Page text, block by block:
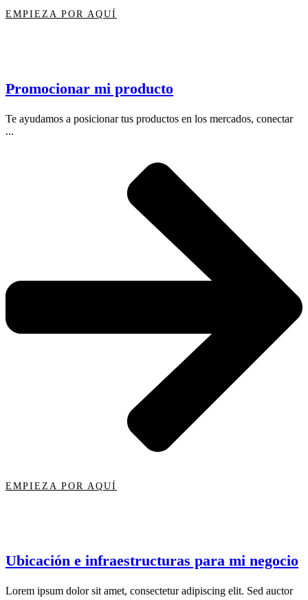
EMPIEZA POR AQUÍ
Promocionar mi producto
Te ayudamos a posicionar tus productos en los mercados, conectar
...
EMPIEZA POR AQUÍ
Ubicación e infraestructuras para mi negocio
Lorem ipsum dolor sit amet, consectetur adipiscing elit. Sed auctor